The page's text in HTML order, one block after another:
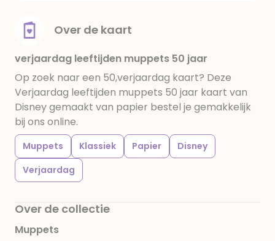
Over de kaart
verjaardag leeftijden muppets 50 jaar
Op zoek naar een 50,verjaardag kaart? Deze
Verjaardag leeftijden muppets 50 jaar kaart van
Disney gemaakt van papier bestel je gemakkelijk
bij ons online.
Muppets Klassiek Papier
Disney
Verjaardag
Over de collectie
Muppets